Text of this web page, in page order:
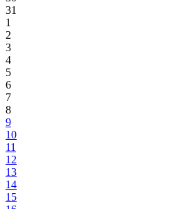
31
1
2
3
4
5
6
7
8
9
10
11
12
13
14
15